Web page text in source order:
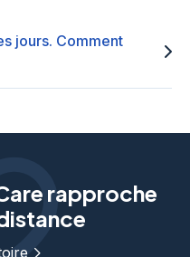
jours. Comment
rapproche